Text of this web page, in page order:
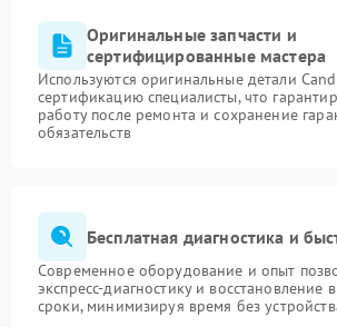
Оригинальные запчасти и
сертифицированные мастера
Используются оригинальные детали
сертификацию специалисты, что
работу после ремонта и сохранение
обязательств
Бесплатная диагностика и
Современное оборудование и опыт
экспресс-диагностику и восстановление
сроки, минимизируя время без